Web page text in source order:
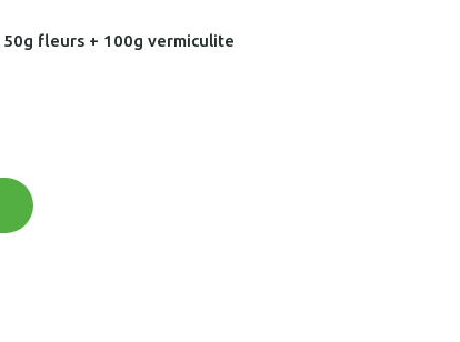
50g fleurs + 100g vermiculite